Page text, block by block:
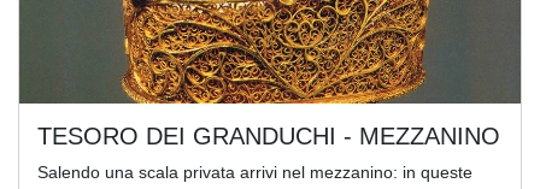
TESORO DEI GRANDUCHI - MEZZANINO
Salendo una scala privata arrivi nel mezzanino: in queste